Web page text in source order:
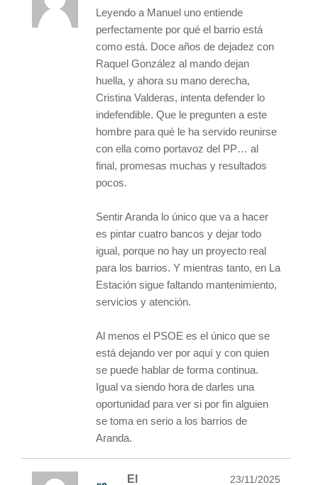
Leyendo a Manuel uno entiende
perfectamente por qué el barrio está
como está. Doce años de dejadez con
Raquel González al mando dejan
huella, y ahora su mano derecha,
Cristina Valderas, intenta defender lo
indefendible. Que le pregunten a este
hombre para qué le ha servido reunirse
con ella como portavoz del PP… al
final, promesas muchas y resultados
pocos.
Sentir Aranda lo único que va a hacer
es pintar cuatro bancos y dejar todo
igual, porque no hay un proyecto real
para los barrios. Y mientras tanto, en La
Estación sigue faltando mantenimiento,
servicios y atención.
Al menos el PSOE es el único que se
está dejando ver por aquí y con quien
se puede hablar de forma continua.
Igual va siendo hora de darles una
oportunidad para ver si por fin alguien
se toma en serio a los barrios de
Aranda.
El 23/11/2025